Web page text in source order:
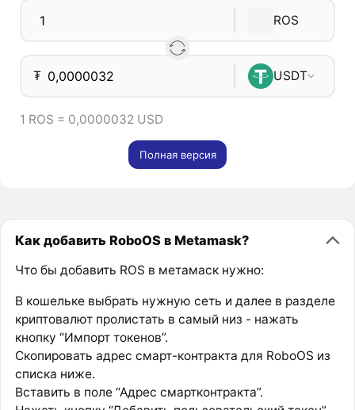
ROS
₮ USDT
1 ROS = 0,0000032 USD
Полная версия
Как добавить RoboOS в Metamask?
Что бы добавить ROS в метамаск нужно:
В кошельке выбрать нужную сеть и далее в разделе
криптовалют пролистать в самый низ - нажать
кнопку “Импорт токенов”.
Скопировать адрес смарт-контракта для RoboOS из
списка ниже.
Вставить в поле “Адрес смартконтракта”.